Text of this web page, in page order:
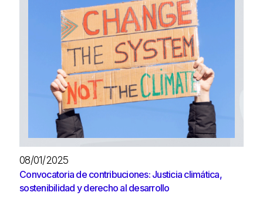
08/01/2025
Convocatoria de contribuciones: Justicia climática,
sostenibilidad y derecho al desarrollo